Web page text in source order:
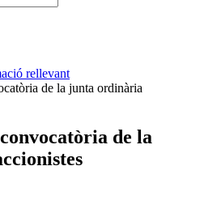
rellevant
de la junta ordinària
de la